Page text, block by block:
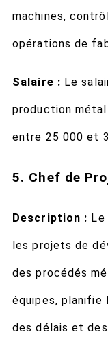
machines,
opérations de
Salaire : Le
production
entre 25 000 et
5. Chef de
Description :
les projets de
des procédés
équipes, planifie
des délais et